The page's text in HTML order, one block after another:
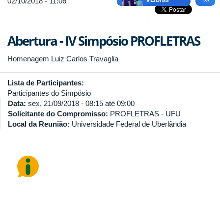
Abertura - IV Simpósio PROFLETRAS
Homenagem Luiz Carlos Travaglia
Lista de Participantes:
Participantes do Simpósio
Data: sex, 21/09/2018 - 08:15 até 09:00
Solicitante do Compromisso: PROFLETRAS - UFU
Local da Reunião: Universidade Federal de Uberlândia